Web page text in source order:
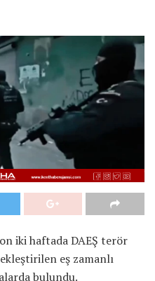
iki haftada DAEŞ terör
eş zamanlı
bulundu.